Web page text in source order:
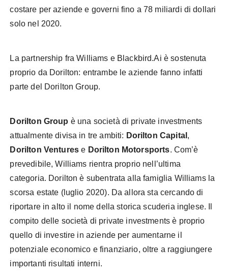
costare per aziende e governi fino a 78 miliardi di dollari
solo nel 2020.
La partnership fra Williams e Blackbird.Ai è sostenuta
proprio da Dorilton: entrambe le aziende fanno infatti
parte del Dorilton Group.
Dorilton Group è una società di private investments
attualmente divisa in tre ambiti: Dorilton Capital ,
Dorilton Ventures e Dorilton Motorsports. Com’è
prevedibile, Williams rientra proprio nell’ultima
categoria. Dorilton è subentrata alla famiglia Williams la
scorsa estate (luglio 2020). Da allora sta cercando di
riportare in alto il nome della storica scuderia inglese. Il
compito delle società di private investments è proprio
quello di investire in aziende per aumentarne il
potenziale economico e finanziario, oltre a raggiungere
importanti risultati interni.